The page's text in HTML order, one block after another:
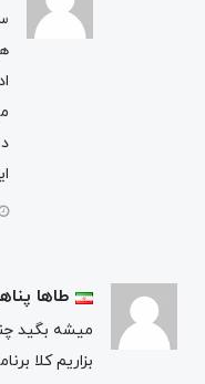
طاها
میشه بگید
بزاریم کلا